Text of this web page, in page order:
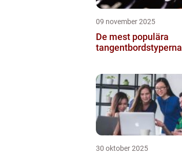
09 november 2025
De mest populära
tangentbordstyperna
30 oktober 2025